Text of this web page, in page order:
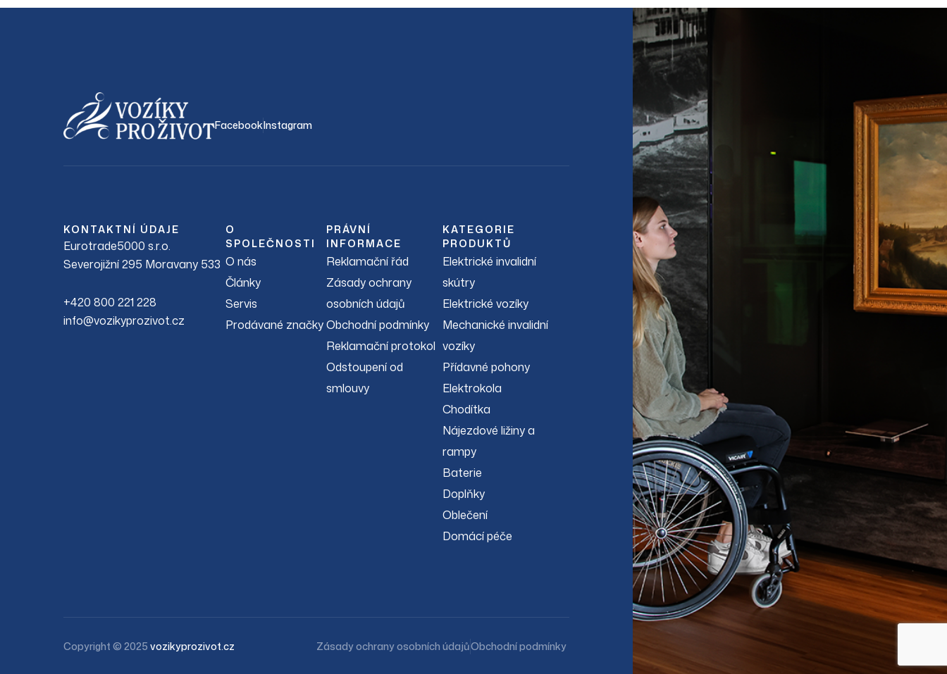
FacebookInstagram
KONTAKTNÍ ÚDAJE
Eurotrade5000 s.r.o.
Severojižní 295 Moravany 533
+420 800 221 228
info@vozikyprozivot.cz
O
SPOLEČNOSTI
O nás
Články
Servis
Prodávané značky
PRÁVNÍ
INFORMACE
Reklamační řád
Zásady ochrany
osobních údajů
Obchodní podmínky
Reklamační protokol
Odstoupení od
smlouvy
KATEGORIE
PRODUKTŮ
Elektrické invalidní
skútry
Elektrické vozíky
Mechanické invalidní
vozíky
Přídavné pohony
Elektrokola
Chodítka
Nájezdové ližiny a
rampy
Baterie
Doplňky
Oblečení
Domácí péče
Copyright © 2025 vozikyprozivot.cz Zásady ochrany osobních údajůObchodní podmínky